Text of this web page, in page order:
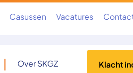
Casussen Vacatures
Over SKGZ Klacht